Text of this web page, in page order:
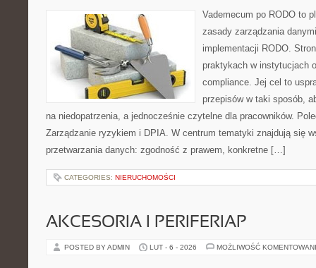
Vademecum po RODO to
zasady zarządzania
implementacji RODO.
praktykach w instytucjach
compliance. Jej cel to
przepisów w taki sposób,
na niedopatrzenia, a jednocześnie czytelne dla pracowników.
Zarządzanie ryzykiem i DPIA. W centrum tematyki znajdują się
przetwarzania danych: zgodność z prawem, konkretne […]
CATEGORIES: NIERUCHOMOŚCI
AKCESORIA I PERIFERIAP
POSTED BY ADMIN LUT - 6 - 2026 MOŻLIWOŚĆ